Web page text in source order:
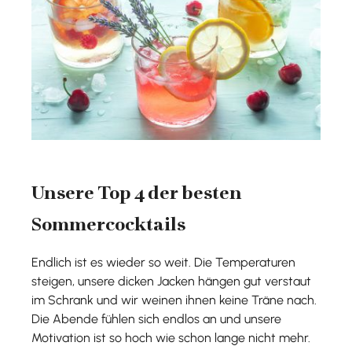
Unsere Top 4 der besten
Sommercocktails
Endlich ist es wieder so weit. Die Temperaturen
steigen, unsere dicken Jacken hängen gut verstaut
im Schrank und wir weinen ihnen keine Träne nach.
Die Abende fühlen sich endlos an und unsere
Motivation ist so hoch wie schon lange nicht mehr.